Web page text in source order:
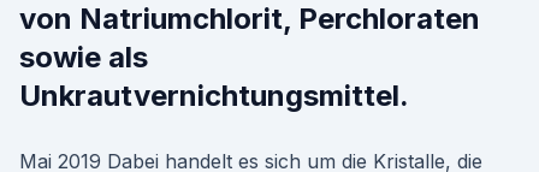
von Natriumchlorit, Perchloraten
sowie als
Unkrautvernichtungsmittel.
Mai 2019 Dabei handelt es sich um die Kristalle, die